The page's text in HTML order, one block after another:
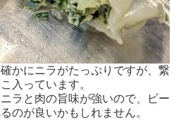
かにニラがたっぷりですが、繋
入っています。
ラと肉の旨味が強いので、ビー
のが良いかもしれません。